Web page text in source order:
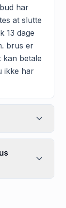
har
at slutte
13 dage
brus er
kan betale
ikke har